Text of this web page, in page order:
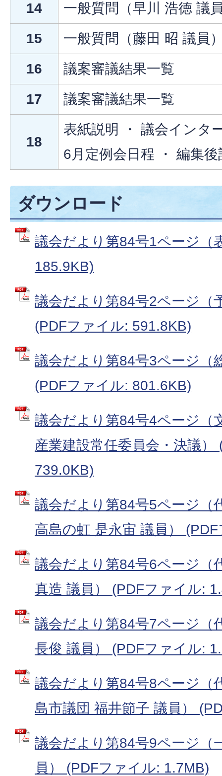
14
一般質問（早川 浩徳 議
15
一般質問（藤田 昭 議員
16
議案審議結果一覧
17
議案審議結果一覧
18
表紙説明 ・ 議会インタ
6月定例会日程 ・ 編集後
ダウンロード
議会だより第84号1ページ（
185.9KB)
議会だより第84号2ページ（
(PDFファイル: 591.8KB)
議会だより第84号3ページ（
(PDFファイル: 801.6KB)
議会だより第84号4ページ（
産業建設常任委員会・決議）
739.0KB)
議会だより第84号5ページ（
高島の虹 是永宙 議員）
議会だより第84号6ページ（
真造 議員） (PDFファイル:
議会だより第84号7ページ（
長俊 議員） (PDFファイル:
議会だより第84号8ページ（
島市議団 福井節子 議員）
議会だより第84号9ページ（
員） (PDFファイル: 1.7MB)